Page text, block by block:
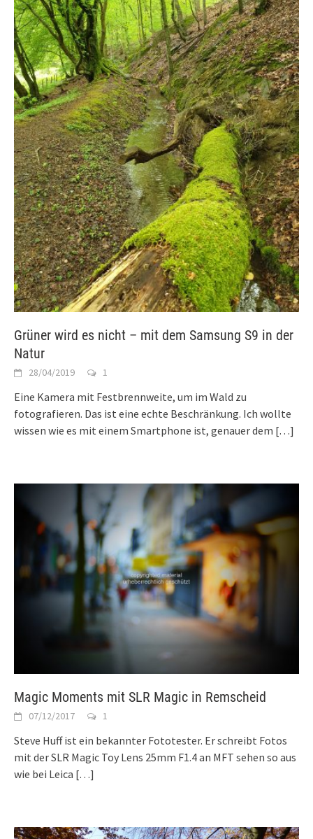
Grüner wird es nicht – mit dem Samsung S9 in der
Natur
28/04/2019 1
Eine Kamera mit Festbrennweite, um im Wald zu
fotografieren. Das ist eine echte Beschränkung. Ich wollte
wissen wie es mit einem Smartphone ist, genauer dem […]
Magic Moments mit SLR Magic in Remscheid
07/12/2017 1
Steve Huff ist ein bekannter Fototester. Er schreibt Fotos
mit der SLR Magic Toy Lens 25mm F1.4 an MFT sehen so aus
wie bei Leica […]